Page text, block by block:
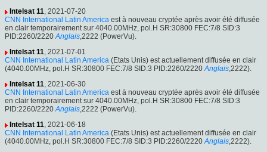
Intelsat 11, 2021-07-20
CNN International Latin America est à nouveau cryptée après avoir été diffusée
en clair temporairement sur 4040.00MHz, pol.H SR:30800 FEC:7/8 SID:3
PID:2260/2220 Anglais,2222 (PowerVu).
Intelsat 11, 2021-07-01
CNN International Latin America (Etats Unis) est actuellement diffusée en clair
(4040.00MHz, pol.H SR:30800 FEC:7/8 SID:3 PID:2260/2220 Anglais,2222).
Intelsat 11, 2021-06-30
CNN International Latin America est à nouveau cryptée après avoir été diffusée
en clair temporairement sur 4040.00MHz, pol.H SR:30800 FEC:7/8 SID:3
PID:2260/2220 Anglais,2222 (PowerVu).
Intelsat 11, 2021-06-18
CNN International Latin America (Etats Unis) est actuellement diffusée en clair
(4040.00MHz, pol.H SR:30800 FEC:7/8 SID:3 PID:2260/2220 Anglais,2222).